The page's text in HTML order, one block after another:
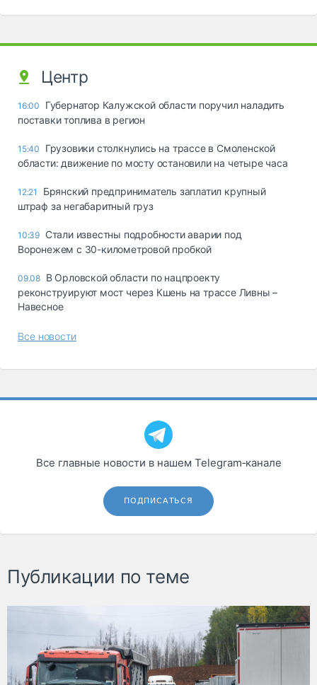
Центр
16:00
Губернатор Калужской области поручил наладить
поставки топлива в регион
15:40
Грузовики столкнулись на трассе в Смоленской
области: движение по мосту остановили на четыре часа
12:21
Брянский предприниматель заплатил крупный
штраф за негабаритный груз
10:39 Стали известны подробности аварии под
Воронежем с 30-километровой пробкой
09.08 В Орловской области по нацпроекту
реконструируют мост через Кшень на трассе Ливны –
Навесное
Все новости
Все главные новости в нашем Telegram‑канале
ПОДПИСАТЬСЯ
Публикации по теме